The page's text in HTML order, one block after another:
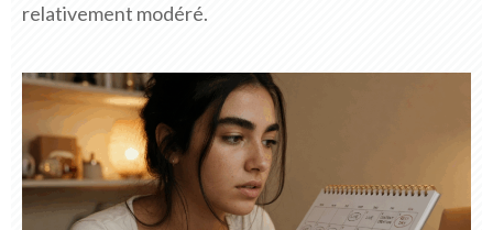
relativement modéré.